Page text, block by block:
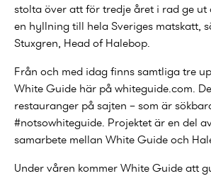
stolta över att för tredje året i rad ge ut
en hyllning till hela Sveriges matskatt,
Stuxgren, Head of Halebop.
Från och med idag finns samtliga tre
White Guide här på whiteguide.com.
restauranger på sajten – som är
#notsowhiteguide. Projektet är en del
samarbete mellan White Guide och
Under våren kommer White Guide att